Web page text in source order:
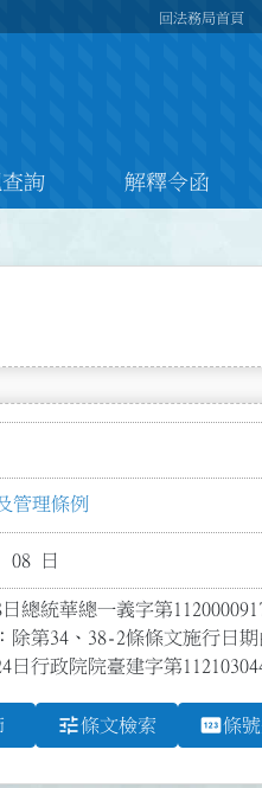
回法務局首頁
詢 解釋令函
管理條例
08 日
總統華總一義字第
除第34、38-2條條文施行日
日行政院院臺建字第
tune條文檢索 pin條